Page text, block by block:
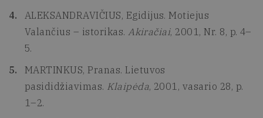
ALEKSANDRAVIČIUS, Egidijus. Motiejus
Valančius – istorikas.Akiračiai, 2001, Nr. 8, p. 4–
5.
MARTINKUS, Pranas. Lietuvos
pasididžiavimas. Klaipėda, 2001, vasario 28, p.
1–2.